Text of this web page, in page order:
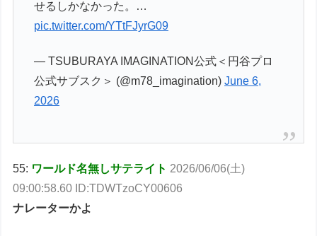
せるしかなかった。…
pic.twitter.com/YTtFJyrG09
— TSUBURAYA IMAGINATION公式＜円谷プロ
公式サブスク＞ (@m78_imagination)June 6,
2026
55: ワールド名無しサテライト 2026/06/06(土)
09:00:58.60 ID:TDWTzoCY00606
ナレーターかよ